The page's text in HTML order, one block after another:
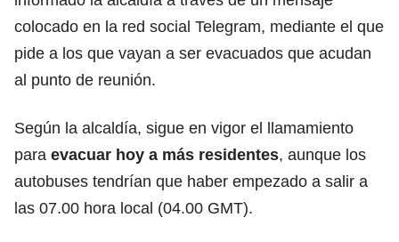
colocado en la red social Telegram, mediante el que
pide a los que vayan a ser evacuados que acudan
al punto de reunión.
Según la alcaldía, sigue en vigor el llamamiento
para evacuar hoy a más residentes, aunque los
autobuses tendrían que haber empezado a salir a
las 07.00 hora local (04.00 GMT).